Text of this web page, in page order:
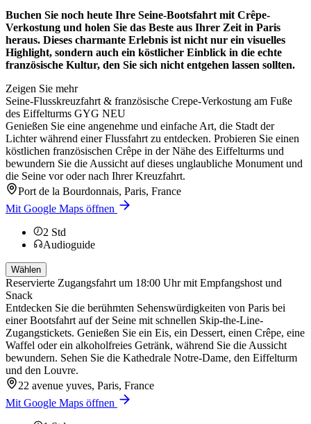
Buchen Sie noch heute Ihre Seine-Bootsfahrt mit Crêpe-
Verkostung und holen Sie das Beste aus Ihrer Zeit in Paris
heraus. Dieses charmante Erlebnis ist nicht nur ein visuelles
Highlight, sondern auch ein köstlicher Einblick in die echte
französische Kultur, den Sie sich nicht entgehen lassen sollten.
Zeigen Sie mehr
Seine-Flusskreuzfahrt & französische Crepe-Verkostung am Fuße
des Eiffelturms GYG NEU
Genießen Sie eine angenehme und einfache Art, die Stadt der
Lichter während einer Flussfahrt zu entdecken. Probieren Sie einen
köstlichen französischen Crêpe in der Nähe des Eiffelturms und
bewundern Sie die Aussicht auf dieses unglaubliche Monument und
die Seine vor oder nach Ihrer Kreuzfahrt.
Port de la Bourdonnais, Paris, France
Mit Google Maps öffnen
2 Std
Audioguide
Wählen
Reservierte Zugangsfahrt um 18:00 Uhr mit Empfangshost und
Snack
Entdecken Sie die berühmten Sehenswürdigkeiten von Paris bei
einer Bootsfahrt auf der Seine mit schnellen Skip-the-Line-
Zugangstickets. Genießen Sie ein Eis, ein Dessert, einen Crêpe, eine
Waffel oder ein alkoholfreies Getränk, während Sie die Aussicht
bewundern. Sehen Sie die Kathedrale Notre-Dame, den Eiffelturm
und den Louvre.
22 avenue yuves, Paris, France
Mit Google Maps öffnen